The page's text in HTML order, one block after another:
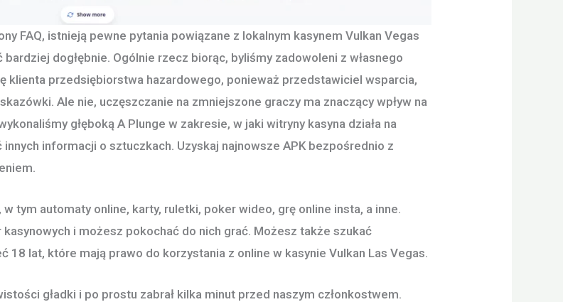
FAQ, istnieją pewne pytania powiązane z lokalnym kasynem Vulkan Vegas
dogłębnie. Ogólnie rzecz biorąc, byliśmy zadowoleni z własnego
klienta przedsiębiorstwa hazardowego, ponieważ przedstawiciel wsparcia,
Ale nie, uczęszczanie na zmniejszone graczy ma znaczący wpływ na
głęboką A Plunge w zakresie, w jaki witryny kasyna działa na
informacji o sztuczkach. Uzyskaj najnowsze APK bezpośrednio z
tym automaty online, karty, ruletki, poker wideo, grę online insta, a inne.
i możesz pokochać do nich grać. Możesz także szukać
18 lat, które mają prawo do korzystania z online w kasynie Vulkan Las Vegas.
gładki i po prostu zabrał kilka minut przed naszym członkostwem.